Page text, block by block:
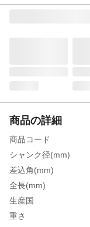
商品の詳細
商品コード
シャンク径(mm)
差込角(mm)
全長(mm)
生産国
重さ